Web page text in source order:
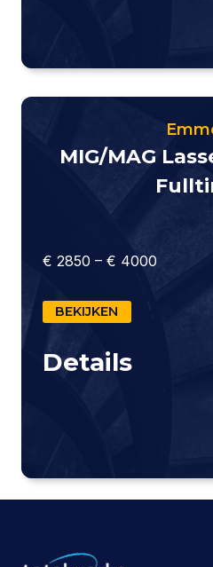
MIG/MAG
€ 2850 – € 4000
BEKIJKEN
Details